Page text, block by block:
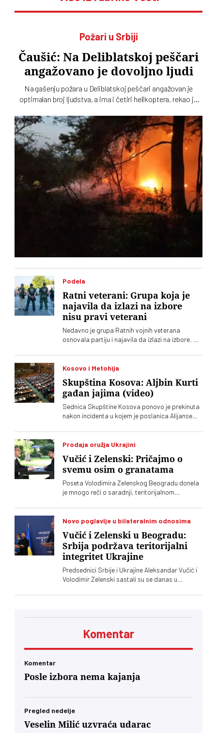
Požari u Srbiji
Čaušić: Na Deliblatskoj peščari
angažovano je dovoljno ljudi
Na gašenju požara u Deliblatskoj peščari angažovan je
optimalan broj ljudstva, a ima i četiri helikoptera, rekao je
poslova. Požarom je zahvaćeno oko hiljadu i po i više
hektara šume i niskog rastinja
Podela
Ratni veterani: Grupa koja je
najavila da izlazi na izbore
nisu pravi veterani
Nedavno je grupa Ratnih vojnih veterana
osnovala partiju i najavila da izlazi na izbore. Oni
se od njih
Kosovo i Metohija
Skupština Kosova: Aljbin Kurti
gađan jajima (video)
Sednica Skupštine Kosova ponovo je prekinuta
nakon incidenta u kojem je poslanica Alijanse
premijera Aljbina Kurtija
Prodaja oružja Ukrajini
Vučić i Zelenski: Pričajmo o
svemu osim o granatama
Poseta Volodimira Zelenskog Beogradu donela
je mnogo reči o saradnji, teritorijalnom
ostala gotovo netaknuta – srpsko oružje koje
preko posrednika stiže u Ukrajinu. Vučić i
iako je jasno da obojica znaju o čemu je reč
Novo poglavlje u bilateralnim odnosima
Vučić i Zelenski u Beogradu:
Srbija podržava teritorijalni
integritet Ukrajine
Predsednici Srbije i Ukrajine Aleksandar Vučić i
Volodimir Zelenski sastali su se danas u
odnosima, trgovini, energetici, infrastrukturi i
podržava teritorijalni integritet Ukrajine
Komentar
Komentar
Posle izbora nema kajanja
Pregled nedelje
Veselin Milić uzvraća udarac